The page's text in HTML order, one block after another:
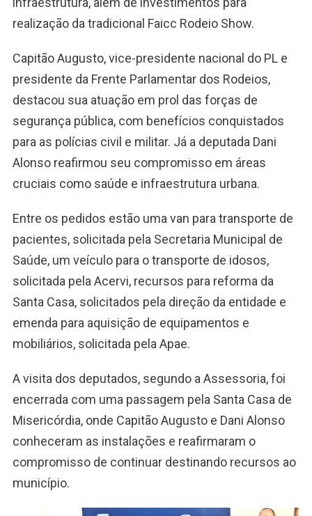
realização da tradicional Faicc Rodeio Show.
Capitão Augusto, vice-presidente nacional do PL e
presidente da Frente Parlamentar dos Rodeios,
destacou sua atuação em prol das forças de
segurança pública, com benefícios conquistados
para as polícias civil e militar. Já a deputada Dani
Alonso reafirmou seu compromisso em áreas
cruciais como saúde e infraestrutura urbana.
Entre os pedidos estão uma van para transporte de
pacientes, solicitada pela Secretaria Municipal de
Saúde, um veículo para o transporte de idosos,
solicitada pela Acervi, recursos para reforma da
Santa Casa, solicitados pela direção da entidade e
emenda para aquisição de equipamentos e
mobiliários, solicitada pela Apae.
A visita dos deputados, segundo a Assessoria, foi
encerrada com uma passagem pela Santa Casa de
Misericórdia, onde Capitão Augusto e Dani Alonso
conheceram as instalações e reafirmaram o
compromisso de continuar destinando recursos ao
município.